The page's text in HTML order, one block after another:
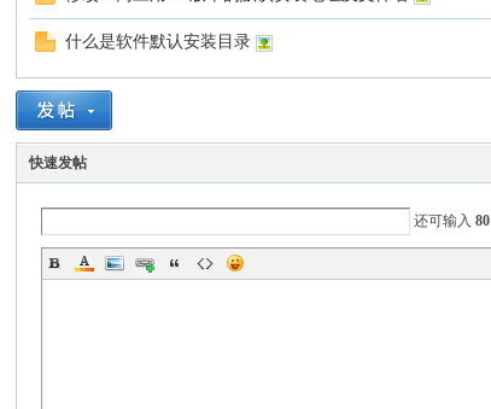
AP
什么是软件默认安装目录
快速发帖
还可输入80